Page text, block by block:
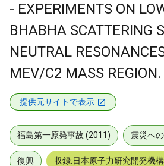
- EXPERIMENTS ON
BHABHA SCATTERING
NEUTRAL
MEV/C2 MASS REGION.
提供元サイトで表示
福島第一原発事故 (2011) 震災へ
復興 収録:日本原子力研究開発機